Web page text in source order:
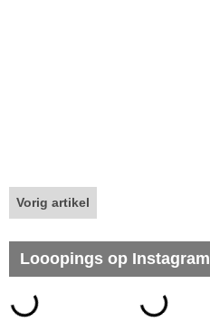
Vorig artikel
Looopings op Instagram